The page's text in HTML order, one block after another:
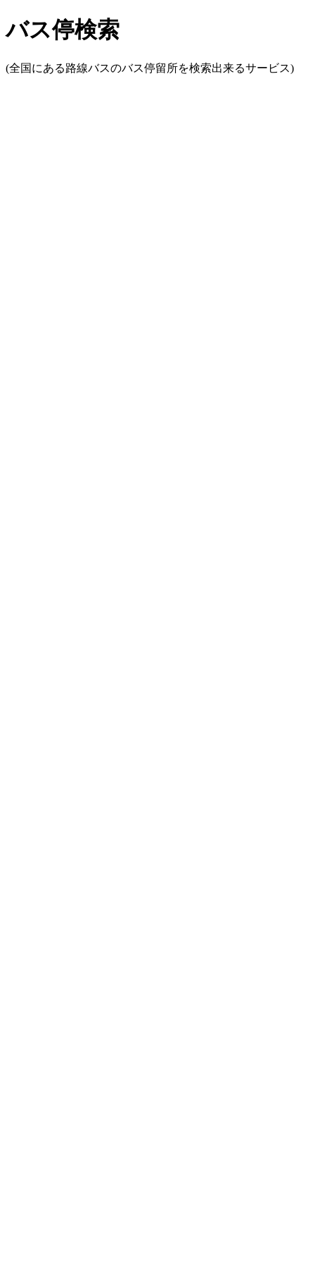
バス停検索
(全国にある路線バスのバス停留所を検索出来るサービス)